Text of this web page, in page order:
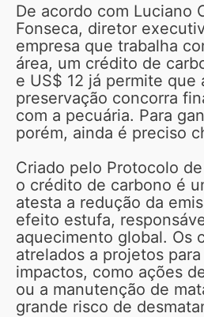
De acordo com Luciano
Fonseca, diretor
empresa que trabalha
área, um crédito de
e US$ 12 já permite que
preservação concorra
com a pecuária. Para
porém, ainda é preciso
Criado pelo Protocolo
o crédito de carbono é
atesta a redução da
efeito estufa,
aquecimento global. Os
atrelados a projetos
impactos, como ações
ou a manutenção de
grande risco de